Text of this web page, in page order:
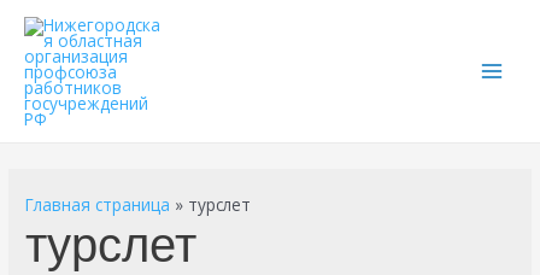
Главная страница » турслет
турслет